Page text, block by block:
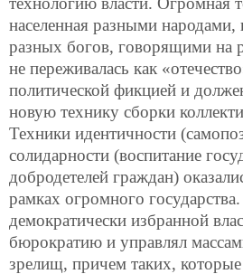
населенная разными
разных богов, говорящими на
не переживалась как
политической фикцией и
новую технику сборки
Техники идентичности
солидарности (воспитание
добродетелей граждан)
рамках огромного
демократически избранной
бюрократию и управлял
зрелищ, причем таких, которые